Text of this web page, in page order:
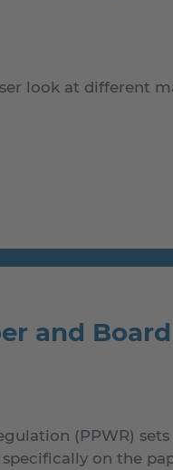
look at different
and Board
(PPWR)
on the